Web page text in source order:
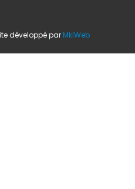
développé par MklWeb